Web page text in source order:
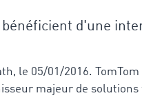
bénéficient d'une
le 05/01/2016. TomTom
majeur de